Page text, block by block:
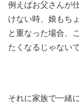
例えばお父さんが
けない時、娘もち
と重なった場合、
たくなるじゃない
それに家族で一緒